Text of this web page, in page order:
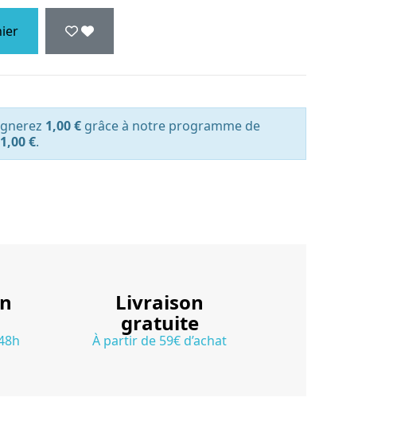
1,00 € grâce à notre programme de
1,00 €.
Livraison
gratuite
À partir de 59€ d’achat